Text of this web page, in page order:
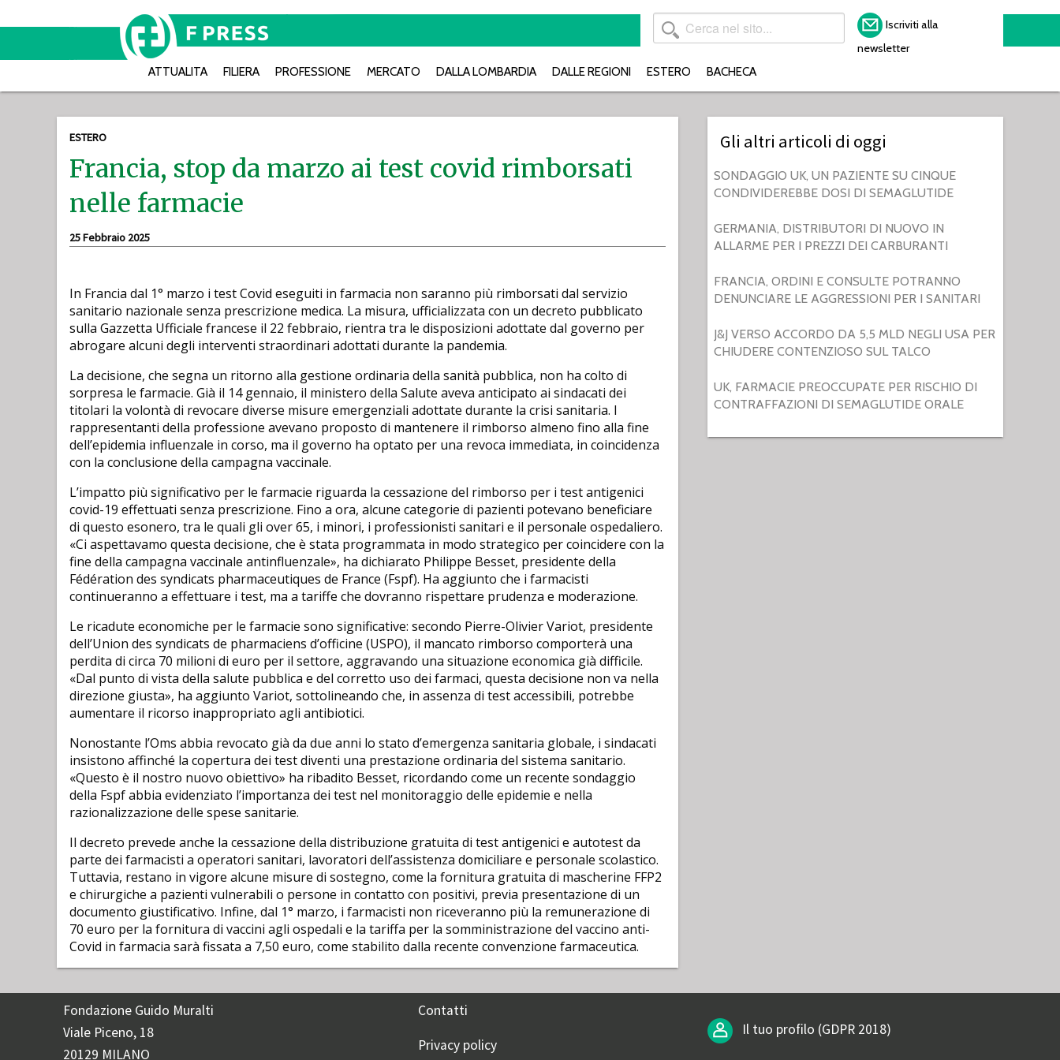
Iscriviti alla
newsletter
ATTUALITA FILIERA PROFESSIONE MERCATO DALLA LOMBARDIA DALLE REGIONI ESTERO BACHECA
ESTERO
Francia, stop da marzo ai test covid rimborsati
nelle farmacie
25 Febbraio 2025
In Francia dal 1° marzo i test Covid eseguiti in farmacia non saranno più rimborsati dal servizio
sanitario nazionale senza prescrizione medica. La misura, ufficializzata con un decreto pubblicato
sulla Gazzetta Ufficiale francese il 22 febbraio, rientra tra le disposizioni adottate dal governo per
abrogare alcuni degli interventi straordinari adottati durante la pandemia.
La decisione, che segna un ritorno alla gestione ordinaria della sanità pubblica, non ha colto di
sorpresa le farmacie. Già il 14 gennaio, il ministero della Salute aveva anticipato ai sindacati dei
titolari la volontà di revocare diverse misure emergenziali adottate durante la crisi sanitaria. I
rappresentanti della professione avevano proposto di mantenere il rimborso almeno fino alla fine
dell’epidemia influenzale in corso, ma il governo ha optato per una revoca immediata, in coincidenza
con la conclusione della campagna vaccinale.
L’impatto più significativo per le farmacie riguarda la cessazione del rimborso per i test antigenici
covid-19 effettuati senza prescrizione. Fino a ora, alcune categorie di pazienti potevano beneficiare
di questo esonero, tra le quali gli over 65, i minori, i professionisti sanitari e il personale ospedaliero.
«Ci aspettavamo questa decisione, che è stata programmata in modo strategico per coincidere con la
fine della campagna vaccinale antinfluenzale», ha dichiarato Philippe Besset, presidente della
Fédération des syndicats pharmaceutiques de France (Fspf). Ha aggiunto che i farmacisti
continueranno a effettuare i test, ma a tariffe che dovranno rispettare prudenza e moderazione.
Le ricadute economiche per le farmacie sono significative: secondo Pierre-Olivier Variot, presidente
dell’Union des syndicats de pharmaciens d’officine (USPO), il mancato rimborso comporterà una
perdita di circa 70 milioni di euro per il settore, aggravando una situazione economica già difficile.
«Dal punto di vista della salute pubblica e del corretto uso dei farmaci, questa decisione non va nella
direzione giusta», ha aggiunto Variot, sottolineando che, in assenza di test accessibili, potrebbe
aumentare il ricorso inappropriato agli antibiotici.
Nonostante l’Oms abbia revocato già da due anni lo stato d’emergenza sanitaria globale, i sindacati
insistono affinché la copertura dei test diventi una prestazione ordinaria del sistema sanitario.
«Questo è il nostro nuovo obiettivo» ha ribadito Besset, ricordando come un recente sondaggio
della Fspf abbia evidenziato l’importanza dei test nel monitoraggio delle epidemie e nella
razionalizzazione delle spese sanitarie.
Il decreto prevede anche la cessazione della distribuzione gratuita di test antigenici e autotest da
parte dei farmacisti a operatori sanitari, lavoratori dell’assistenza domiciliare e personale scolastico.
Tuttavia, restano in vigore alcune misure di sostegno, come la fornitura gratuita di mascherine FFP2
e chirurgiche a pazienti vulnerabili o persone in contatto con positivi, previa presentazione di un
documento giustificativo. Infine, dal 1° marzo, i farmacisti non riceveranno più la remunerazione di
70 euro per la fornitura di vaccini agli ospedali e la tariffa per la somministrazione del vaccino anti-
Covid in farmacia sarà fissata a 7,50 euro, come stabilito dalla recente convenzione farmaceutica.
Gli altri articoli di oggi
SONDAGGIO UK, UN PAZIENTE SU CINQUE
CONDIVIDEREBBE DOSI DI SEMAGLUTIDE
GERMANIA, DISTRIBUTORI DI NUOVO IN
ALLARME PER I PREZZI DEI CARBURANTI
FRANCIA, ORDINI E CONSULTE POTRANNO
DENUNCIARE LE AGGRESSIONI PER I SANITARI
J&J VERSO ACCORDO DA 5,5 MLD NEGLI USA PER
CHIUDERE CONTENZIOSO SUL TALCO
UK, FARMACIE PREOCCUPATE PER RISCHIO DI
CONTRAFFAZIONI DI SEMAGLUTIDE ORALE
Fondazione Guido Muralti
Viale Piceno, 18
20129 MILANO
Contatti
Privacy policy
Il tuo profilo (GDPR 2018)